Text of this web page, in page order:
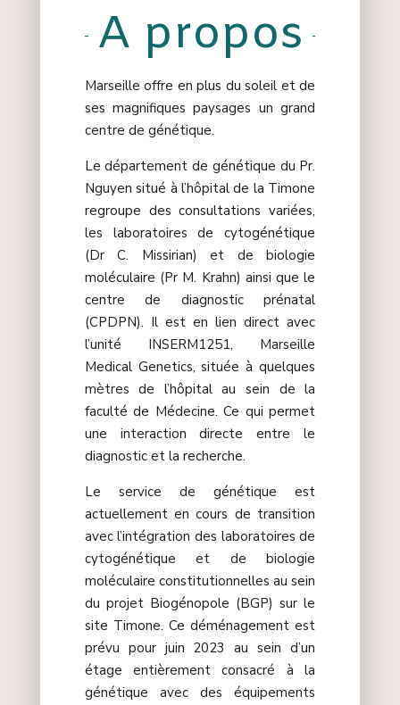
A propos
Marseille offre en plus du soleil et de
ses magnifiques paysages un grand
centre de génétique.
Le département de génétique du Pr.
Nguyensitué à l’hôpital de la Timone
regroupe des consultations variées,
les laboratoires de cytogénétique
(Dr C. Missirian) et de biologie
moléculaire (Pr M. Krahn) ainsi que le
centre de diagnostic prénatal
(CPDPN). Il est en lien direct avec
l’unité INSERM1251, Marseille
Medical Genetics, située à quelques
mètres de l’hôpital au sein de la
faculté de Médecine. Ce qui permet
une interaction directe entre le
diagnostic et la recherche.
Le service de génétique est
actuellement en cours de transition
avec l’intégration des laboratoires de
cytogénétique et de biologie
moléculaire constitutionnelles au sein
du projet Biogénopole (BGP) sur le
site Timone. Ce déménagement est
prévu pour juin 2023 au sein d’un
étage entièrement consacré à la
génétique avec des équipements